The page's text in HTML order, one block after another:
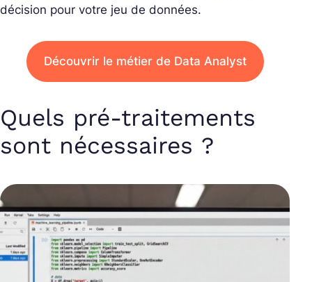
décision pour votre jeu de données.
Découvrir le métier de Data Analyst
Quels pré-traitements
sont nécessaires ?